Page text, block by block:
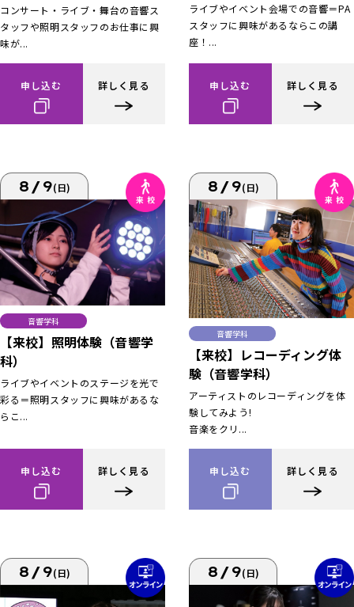
コンサート・ライブ・舞台の音響ス
タッフや照明スタッフのお仕事に興
味が...
申し込む 詳しく見る
ライブやイベント会場での音響＝PA
スタッフに興味があるならこの講
座！...
申し込む 詳しく見る
8/9(日)
音響学科
【来校】照明体験（音響学
科）
ライブやイベントのステージを光で
彩る＝照明スタッフに興味があるな
らこ...
申し込む 詳しく見る
8/9(日)
音響学科
【来校】レコーディング体
験（音響学科）
アーティストのレコーディングを体
験してみよう!
音楽をクリ...
申し込む 詳しく見る
8/9(日) 8/9(日)